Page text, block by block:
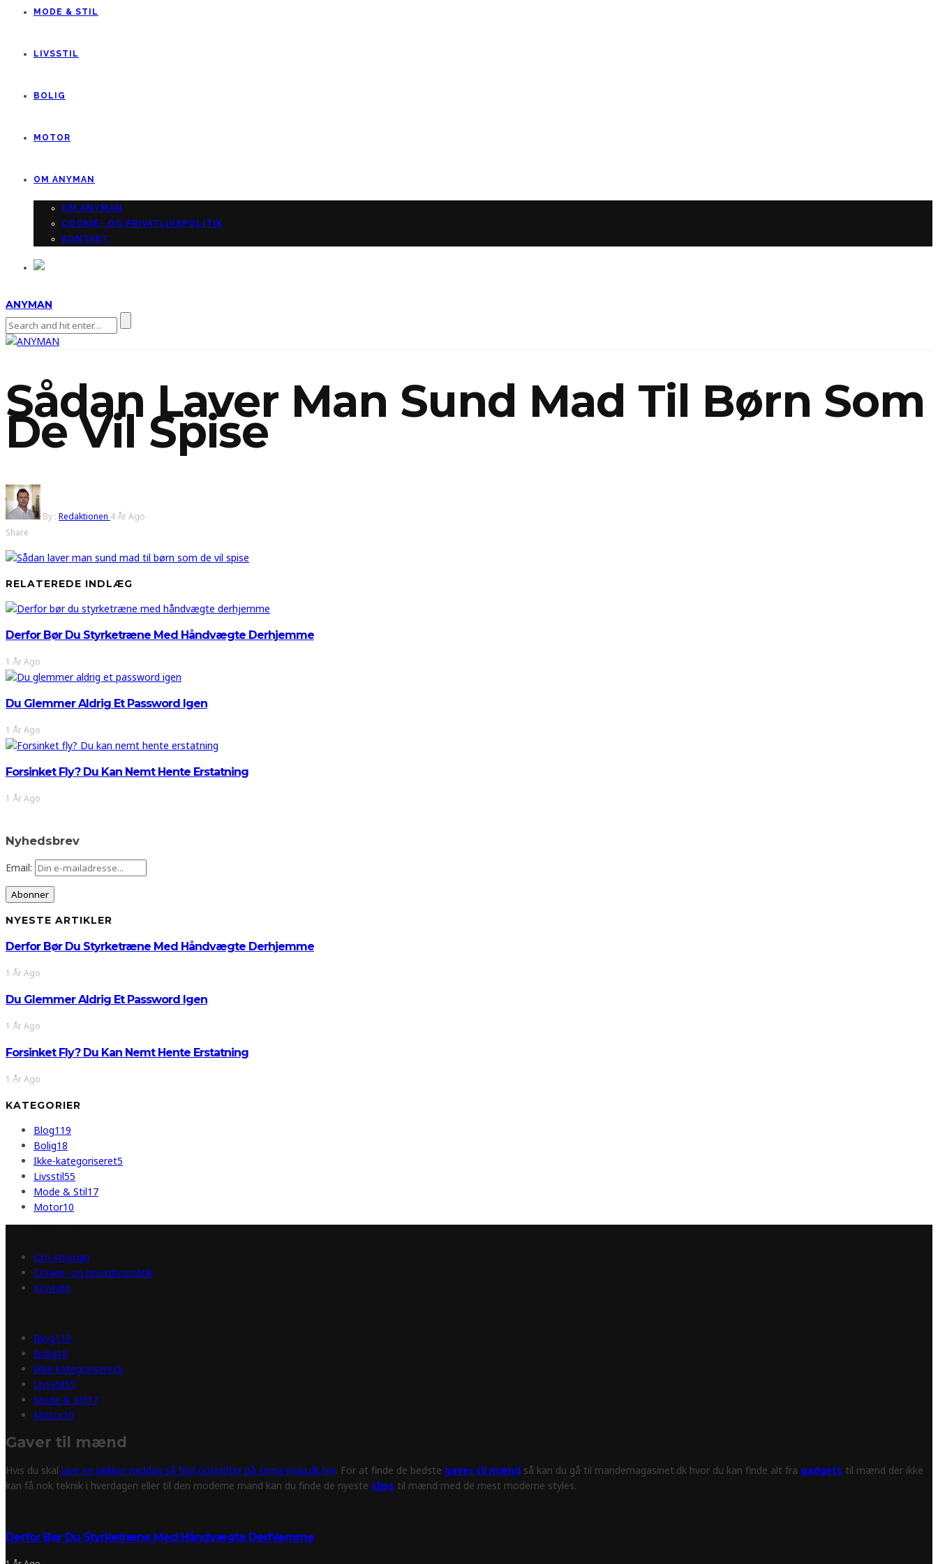
MODE & STIL
LIVSSTIL
BOLIG
MOTOR
OM ANYMAN
OM ANYMAN
COOKIE- OG PRIVATLIVSPOLITIK
KONTAKT
ANYMAN
Sådan Laver Man Sund Mad Til Børn Som
De Vil Spise
By : Redaktionen 4 År Ago
Share
RELATEREDE INDLÆG
Derfor Bør Du Styrketræne Med Håndvægte Derhjemme
1 År Ago
Du Glemmer Aldrig Et Password Igen
1 År Ago
Forsinket Fly? Du Kan Nemt Hente Erstatning
1 År Ago
Nyhedsbrev
Email:
NYESTE ARTIKLER
Derfor Bør Du Styrketræne Med Håndvægte Derhjemme
1 År Ago
Du Glemmer Aldrig Et Password Igen
1 År Ago
Forsinket Fly? Du Kan Nemt Hente Erstatning
1 År Ago
KATEGORIER
Blog119
Bolig18
Ikke-kategoriseret5
Livsstil55
Mode & Stil17
Motor10
Om Anyman
Cookie- og privatlivspolitik
Kontakt
Blog119
Bolig18
Ikke-kategoriseret5
Livsstil55
Mode & Stil17
Motor10
Gaver til mænd
Hvis du skal lave en lækker middag så find opskrifter på tema-mad.dk her. For at finde de bedste gaver til mænd så kan du gå til mandemagasinet.dk hvor du kan finde alt fra gadgets til mænd der ikke
kan få nok teknik i hverdagen eller til den moderne mand kan du finde de nyeste slips til mænd med de mest moderne styles.
Derfor Bør Du Styrketræne Med Håndvægte Derhjemme